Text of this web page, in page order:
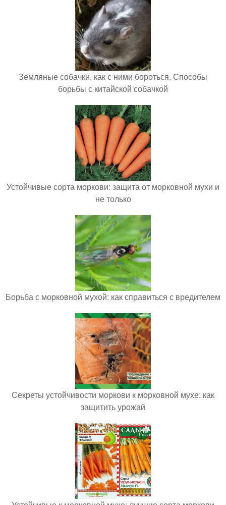
Земляные собачки, как с ними бороться. Способы
борьбы с китайской собачкой
Устойчивые сорта моркови: защита от морковной мухи и
не только
Борьба с морковной мухой: как справиться с вредителем
Секреты устойчивости моркови к морковной мухе: как
защитить урожай